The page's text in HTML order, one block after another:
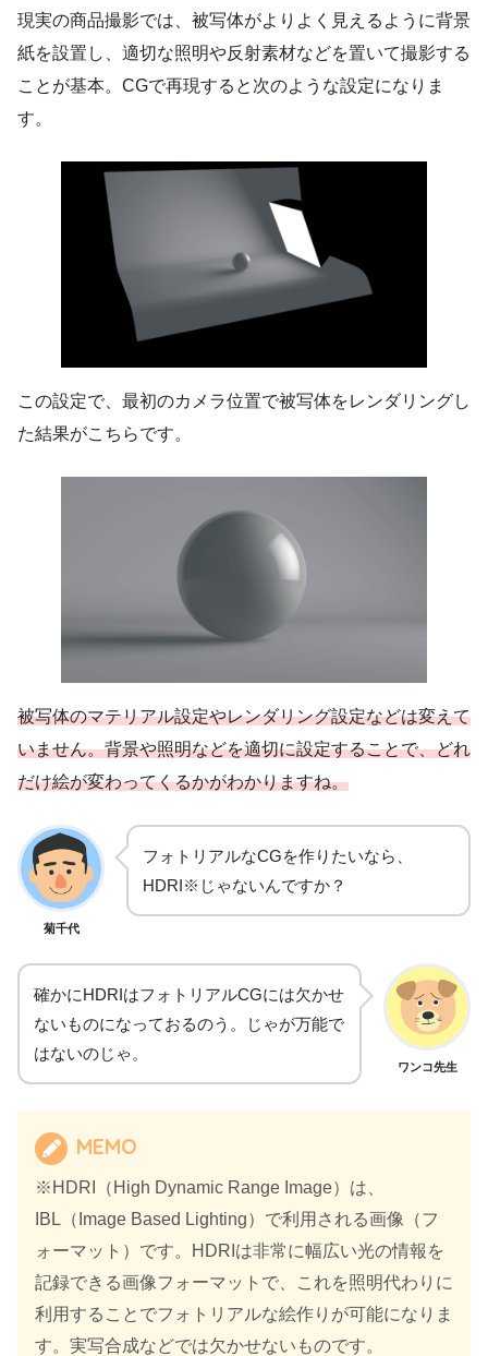
17 トリックで遊ぶ だまし絵チェス
18 トリックで遊ぶ 重力に逆らう
21 水の彫刻 水しぶきの演出
22 水の彫刻 乾杯の瞬間
23 波紋に浮かぶボート
24 雨の水玉レイヤー
26 バザーのバッグを高級品に見せる
27 懐中電灯で光を操る
30 光のマジック ストロボの彩色
31 光のマジック 暗闇に浮かぶエッジ
32 光のマジック 鮮やかなシルエット
現実の商品撮影では、被写体がよりよく見えるように背景
紙を設置し、適切な照明や反射素材などを置いて撮影する
ことが基本。CGで再現すると次のような設定になりま
す。
この設定で、最初のカメラ位置で被写体をレンダリングし
た結果がこちらです。
被写体のマテリアル設定やレンダリング設定などは変えて
いません。背景や照明などを適切に設定することで、どれ
だけ絵が変わってくるかがわかりますね。
菊千代
フォトリアルなCGを作りたいなら、
HDRI※じゃないんですか？
確かにHDRIはフォトリアルCGには欠かせ
ないものになっておるのう。じゃが万能で
はないのじゃ。
ワンコ先生
MEMO
※HDRI（High Dynamic Range Image）は、
IBL（Image Based Lighting）で利用される画像（フ
ォーマット）です。HDRIは非常に幅広い光の情報を
記録できる画像フォーマットで、これを照明代わりに
利用することでフォトリアルな絵作りが可能になりま
す。実写合成などでは欠かせないものです。